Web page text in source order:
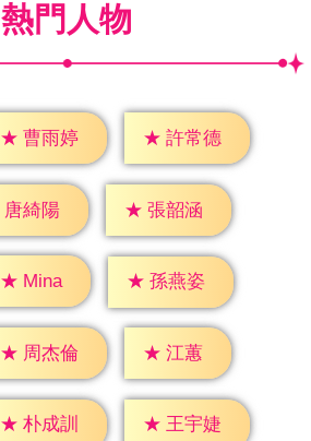
熱門人物
★ 曹雨婷 ★ 許常德
唐綺陽 ★ 張韶涵
★ Mina ★ 孫燕姿
★ 周杰倫 ★ 江蕙
★ 朴成訓 ★ 王宇婕